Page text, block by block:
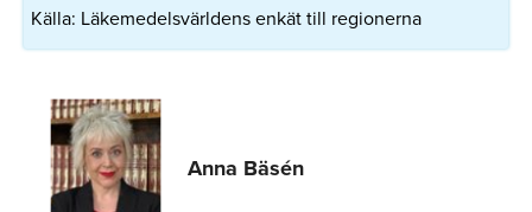
Källa: Läkemedelsvärldens enkät till regionerna
Anna Bäsén